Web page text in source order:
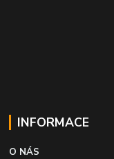
INFORMACE
O NÁS